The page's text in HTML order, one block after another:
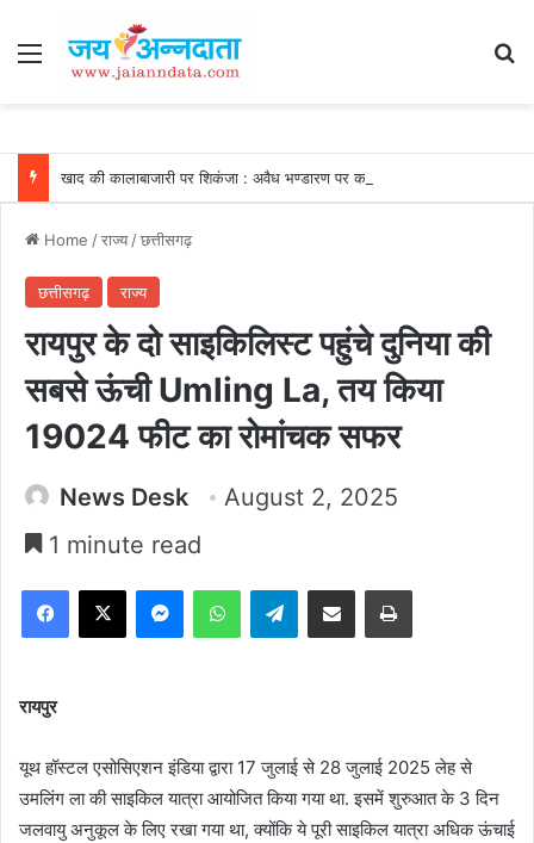
Menu
Home /राज्य/छत्तीसगढ़
छत्तीसगढ़ राज्य
रायपुर के दो साइकिलिस्ट पहुंचे दुनिया की
सबसे ऊंची Umling La, तय किया
19024 फीट का रोमांचक सफर
News Desk
August 2, 2025
1 minute read
Facebook
X MessengerWhatsAppTelegramShare via Email Print
रायपुर
यूथ हॉस्टल एसोसिएशन इंडिया द्वारा 17 जुलाई से 28 जुलाई 2025 लेह से
उमलिंग ला की साइकिल यात्रा आयोजित किया गया था. इसमें शुरुआत के 3 दिन
जलवायु अनुकूल के लिए रखा गया था, क्योंकि ये पूरी साइकिल यात्रा अधिक ऊंचाई